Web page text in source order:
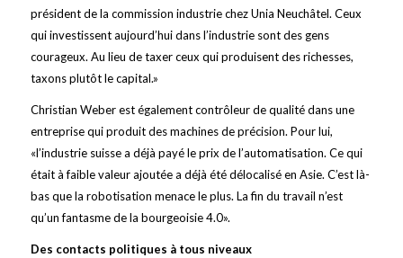
président de la commission industrie chez Unia Neuchâtel. Ceux
qui investissent aujourd’hui dans l’industrie sont des gens
courageux. Au lieu de taxer ceux qui produisent des richesses,
taxons plutôt le capital.»
Christian Weber est également contrôleur de qualité dans une
entreprise qui produit des machines de précision. Pour lui,
«l’industrie suisse a déjà payé le prix de l’automatisation. Ce qui
était à faible valeur ajoutée a déjà été délocalisé en Asie. C’est là-
bas que la robotisation menace le plus. La fin du travail n’est
qu’un fantasme de la bourgeoisie 4.0».
Des contacts politiques à tous niveaux